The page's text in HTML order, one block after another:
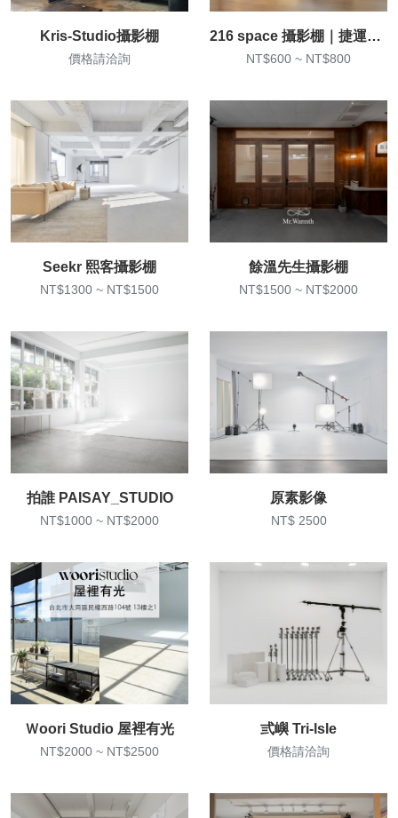
Kris-Studio攝影棚
價格請洽詢
216 space 攝影棚｜捷運忠孝敦化站2分鐘｜知名商圈對大家都方便
NT$600 ~ NT$800
Seekr 熙客攝影棚
NT$1300 ~ NT$1500
餘溫先生攝影棚
NT$1500 ~ NT$2000
拍誰 PAISAY_STUDIO
NT$1000 ~ NT$2000
原素影像
NT$ 2500
Ｗoori Studio 屋裡有光
NT$2000 ~ NT$2500
弎嶼 Tri-lsle
價格請洽詢